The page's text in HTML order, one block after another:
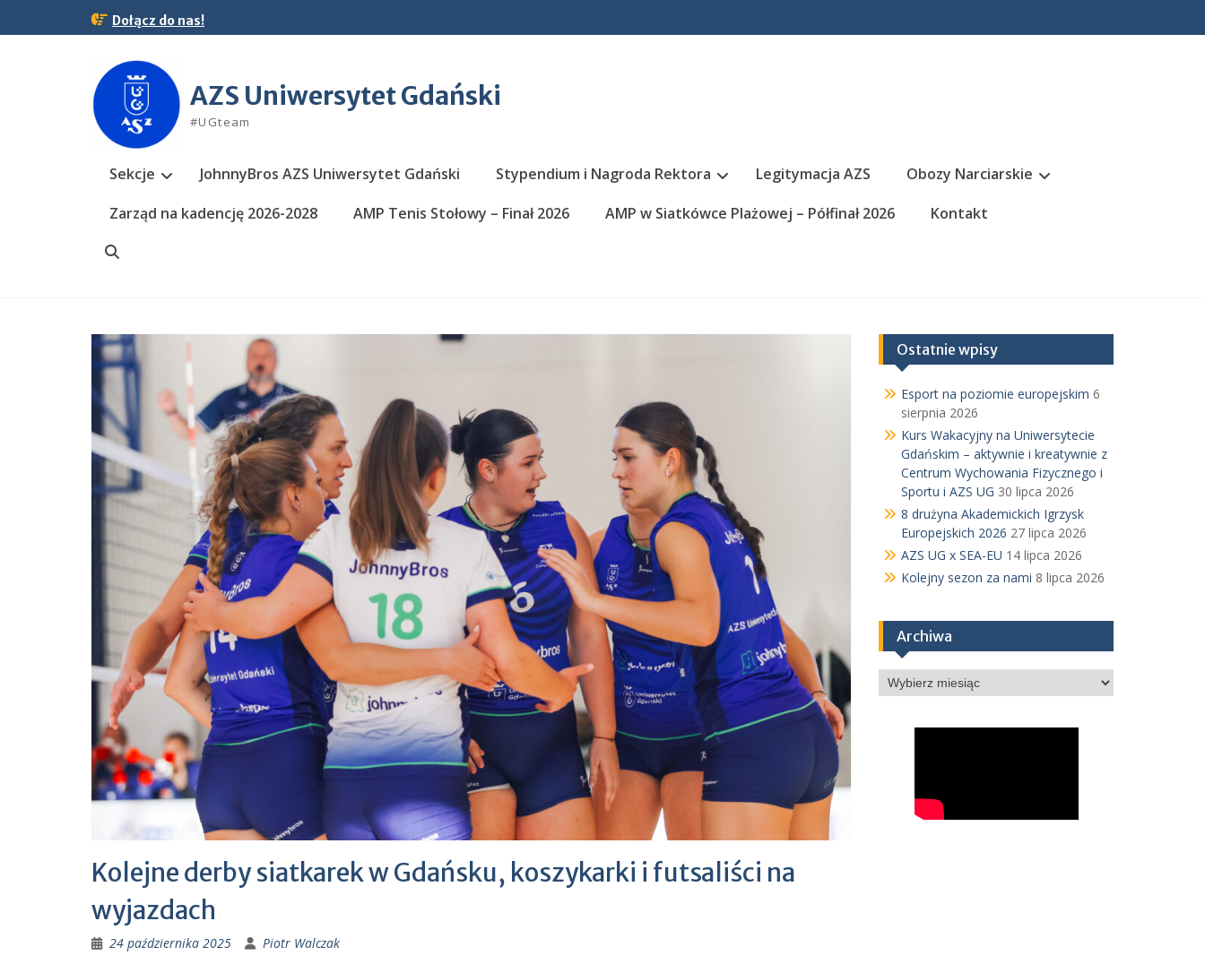
Dołącz do nas!
AZS Uniwersytet Gdański
#UGteam
Sekcje JohnnyBros AZS Uniwersytet Gdański Stypendium i Nagroda Rektora Legitymacja AZS
Obozy Narciarskie
Zarząd na kadencję 2026-2028
AMP Tenis Stołowy – Finał 2026 AMP w Siatkówce Plażowej – Półfinał 2026 Kontakt
Kolejne derby siatkarek w Gdańsku, koszykarki i futsaliści na
wyjazdach
24 października 2025 Piotr Walczak
Ostatnie wpisy
Esport na poziomie europejskim 6
sierpnia 2026
Kurs Wakacyjny na Uniwersytecie
Gdańskim – aktywnie i kreatywnie z
Centrum Wychowania Fizycznego i
Sportu i AZS UG 30 lipca 2026
8 drużyna Akademickich Igrzysk
Europejskich 2026 27 lipca 2026
AZS UG x SEA-EU 14 lipca 2026
Kolejny sezon za nami 8 lipca 2026
Archiwa
Archiwa